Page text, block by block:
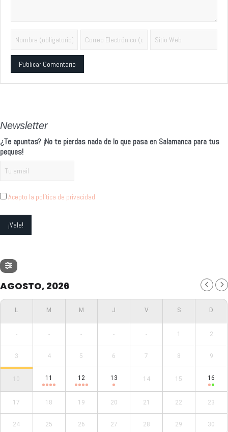
Newsletter
¿Te apuntas? ¡No te pierdas nada de lo que pasa en Salamanca para tus
peques!
Acepto la política de privacidad
AGOSTO, 2026
- - - - - 1 2
3 4 5 6 7 8 9
10 11 12 13 14 15 16
17 18 19 20 21 22 23
24 25 26 27 28 29 30